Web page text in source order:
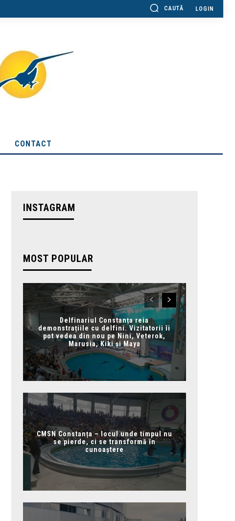
CAUTĂ LOGIN
CONTACT
INSTAGRAM
MOST POPULAR
Delfinariul Constanța reia
demonstrațiile cu delfini. Vizitatorii îi
pot vedea din nou pe Nini, Veterok,
Marusia, Kiki și Maya
CMSN Constanța – locul unde timpul nu
se pierde, ci se transformă în
cunoaștere